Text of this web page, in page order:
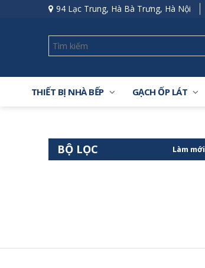
94 Lạc Trung, Hà Bà Trưng, Hà Nội
THIẾT BỊ NHÀ BẾP GẠCH ỐP LÁT
BỘ LỌC Làm mới